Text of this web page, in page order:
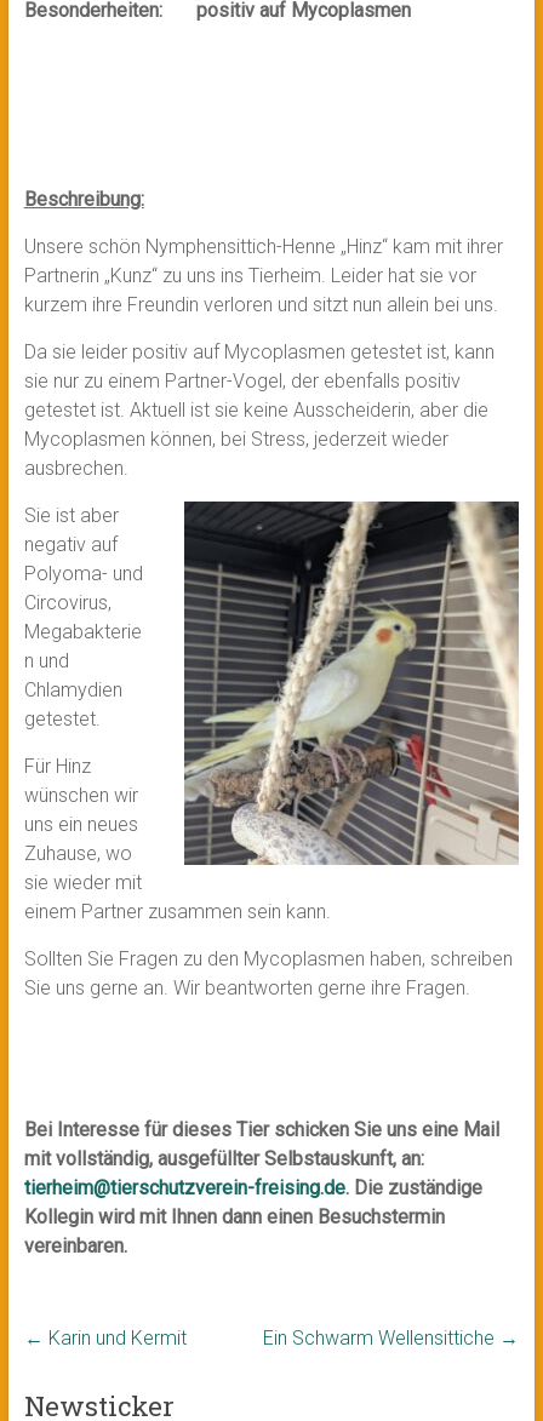
Besonderheiten: positiv auf Mycoplasmen
Beschreibung:
Unsere schön Nymphensittich-Henne „Hinz“ kam mit ihrer
Partnerin „Kunz“ zu uns ins Tierheim. Leider hat sie vor
kurzem ihre Freundin verloren und sitzt nun allein bei uns.
Da sie leider positiv auf Mycoplasmen getestet ist, kann
sie nur zu einem Partner-Vogel, der ebenfalls positiv
getestet ist. Aktuell ist sie keine Ausscheiderin, aber die
Mycoplasmen können, bei Stress, jederzeit wieder
ausbrechen.
Sie ist aber
negativ auf
Polyoma- und
Circovirus,
Megabakterie
n und
Chlamydien
getestet.
Für Hinz
wünschen wir
uns ein neues
Zuhause, wo
sie wieder mit
einem Partner zusammen sein kann.
Sollten Sie Fragen zu den Mycoplasmen haben, schreiben
Sie uns gerne an. Wir beantworten gerne ihre Fragen.
Bei Interesse für dieses Tier schicken Sie uns eine Mail
mit vollständig, ausgefüllter Selbstauskunft, an:
tierheim@tierschutzverein-freising.de. Die zuständige
Kollegin wird mit Ihnen dann einen Besuchstermin
vereinbaren.
← Karin und Kermit Ein Schwarm Wellensittiche →
Newsticker